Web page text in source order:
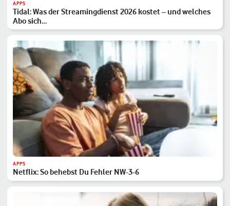
APPS
Tidal: Was der Streamingdienst 2026 kostet – und welches
Abo sich…
APPS
Netflix: So behebst Du Fehler NW-3-6